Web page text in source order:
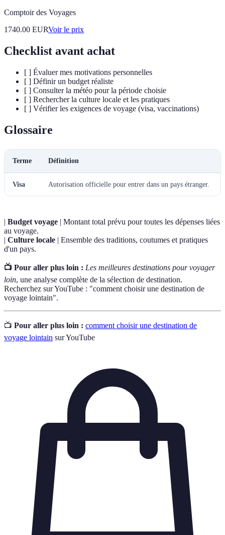
Comptoir des Voyages
1740.00 EURVoir le prix
Checklist avant achat
[ ] Évaluer mes motivations personnelles
[ ] Définir un budget réaliste
[ ] Consulter la météo pour la période choisie
[ ] Rechercher la culture locale et les pratiques
[ ] Vérifier les exigences de voyage (visa, vaccinations)
Glossaire
Terme Définition
Visa Autorisation officielle pour entrer dans un pays étranger.
| Budget voyage | Montant total prévu pour toutes les dépenses liées
au voyage.
| Culture locale | Ensemble des traditions, coutumes et pratiques
d'un pays.
📺 Pour aller plus loin : Les meilleures destinations pour voyager
loin, une analyse complète de la sélection de destination.
Recherchez sur YouTube : "comment choisir une destination de
voyage lointain".
📺 Pour aller plus loin : comment choisir une destination de
voyage lointain sur YouTube